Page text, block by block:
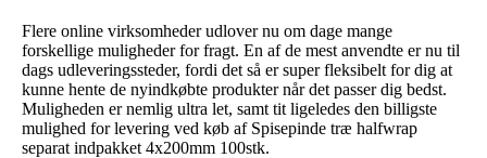
Flere online virksomheder udlover nu om dage mange
forskellige muligheder for fragt. En af de mest anvendte er nu til
dags udleveringssteder, fordi det så er super fleksibelt for dig at
kunne hente de nyindkøbte produkter når det passer dig bedst.
Muligheden er nemlig ultra let, samt tit ligeledes den billigste
mulighed for levering ved køb af Spisepinde træ halfwrap
separat indpakket 4x200mm 100stk.